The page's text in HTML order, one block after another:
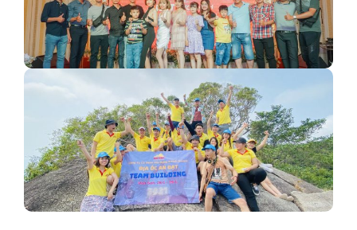
Kỉ Niệm Đoàn 80 PAX - Địa Ốc Nhà Xinh SG…